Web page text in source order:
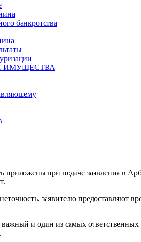
банкротства
ИМУЩЕСТВА
приложены при подаче заявления в
заявителю
и один из самых